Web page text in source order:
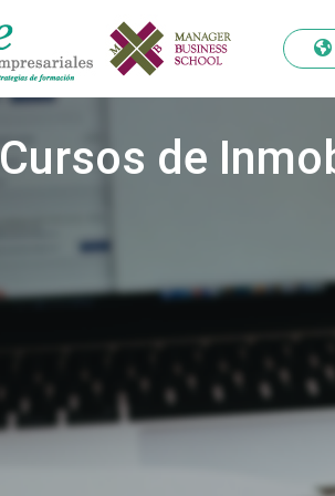
Cursos de